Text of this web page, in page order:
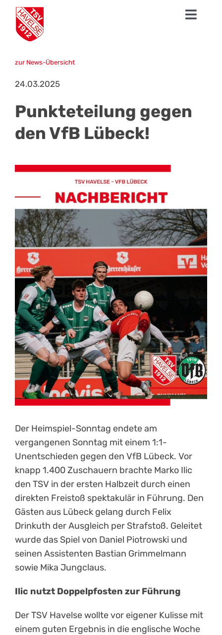
Zum
Inhalt
springen
Sparten
Mission Profifußball
Kontakt
zur News-Übersicht
24.03.2025
Punkteteilung gegen
den VfB Lübeck!
Der Heimspiel-Sonntag endete am
vergangenen Sonntag mit einem 1:1-
Unentschieden gegen den VfB Lübeck. Vor
knapp 1.400 Zuschauern brachte Marko Ilic
den TSV in der ersten Halbzeit durch einen
direkten Freistoß spektakulär in Führung. Den
Gästen aus Lübeck gelang durch Felix
Drinkuth der Ausgleich per Strafstoß. Geleitet
wurde das Spiel von Daniel Piotrowski und
seinen Assistenten Bastian Grimmelmann
sowie Mika Jungclaus.
Ilic nutzt Doppelpfosten zur Führung
Der TSV Havelse wollte vor eigener Kulisse mit
einem guten Ergebnis in die englische Woche